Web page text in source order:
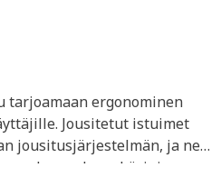
ergonominen
Jousitetut istuimet
jousitusjärjestelmän, ja ne
mukaan käsi- ja